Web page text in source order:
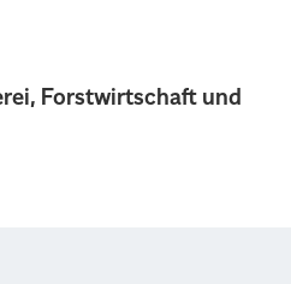
Forstwirtschaft und